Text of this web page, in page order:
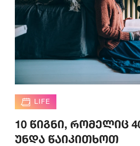
LIFE
10 წიგნი, რომელიც
უნდა წაიკითხოთ